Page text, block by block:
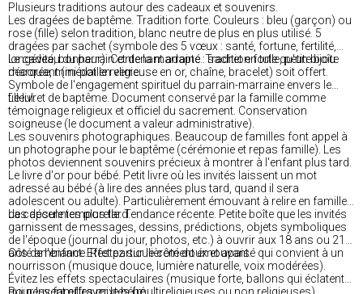
Plusieurs traditions autour des cadeaux et souvenirs.
Les dragées de baptême. Tradition forte. Couleurs : bleu (garçon) ou
rose (fille) selon tradition, blanc neutre de plus en plus utilisé. 5
dragées par sachet (symbole des 5 vœux : santé, fortune, fertilité,
longévité, bonheur). Contenant adapté : sachet en tulle, petite boîte
décorée, mini-pot en verre.
Le cadeau du parrain et de la marraine. Tradition forte qu'un bijou
marquant (médaille religieuse en or, chaîne, bracelet) soit offert.
Symbole de l'engagement spirituel du parrain-marraine envers le
filleul.
Le livret de baptême. Document conservé par la famille comme
témoignage religieux et officiel du sacrement. Conservation
soigneuse (le document a valeur administrative).
Les souvenirs photographiques. Beaucoup de familles font appel à
un photographe pour le baptême (cérémonie et repas famille). Les
photos deviennent souvenirs précieux à montrer à l'enfant plus tard.
Le livre d'or pour bébé. Petit livre où les invités laissent un mot
adressé au bébé (à lire des années plus tard, quand il sera
adolescent ou adulte). Particulièrement émouvant à relire en famille
des décennies plus tard.
La capsule temporelle. Tendance récente. Petite boîte que les invités
garnissent de messages, dessins, prédictions, objets symboliques
de l'époque (journal du jour, photos, etc.) à ouvrir aux 18 ans ou 21
ans de l'enfant. Effet particulièrement émouvant.
Côté ambiance. Restez sur le côté doux et apaisé qui convient à un
nourrisson (musique douce, lumière naturelle, voix modérées).
Évitez les effets spectaculaires (musique forte, ballons qui éclatent)